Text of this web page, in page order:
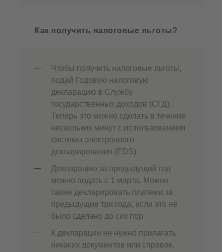
Как получить налоговые льготы?
Чтобы получить налоговые льготы,
подай Годовую налоговую
декларацию в Службу
государственных доходов (СГД).
Теперь это можно сделать в течение
нескольких минут с использованием
системы электронного
декларирования (EDS)
Декларацию за предыдущий год
можно подать с 1 марта. Можно
также декларировать платежи за
предыдущие три года, если это не
было сделано до сих пор
К декларации не нужно прилагать
никаких документов или справок,